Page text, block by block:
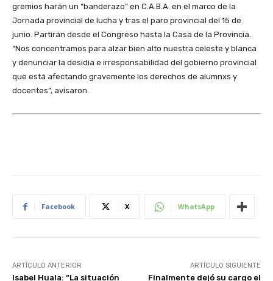
gremios harán un “banderazo” en C.A.B.A. en el marco de la
Jornada provincial de lucha y tras el paro provincial del 15 de
junio. Partirán desde el Congreso hasta la Casa de la Provincia.
“Nos concentramos para alzar bien alto nuestra celeste y blanca
y denunciar la desidia e irresponsabilidad del gobierno provincial
que está afectando gravemente los derechos de alumnxs y
docentes”, avisaron.
Facebook X WhatsApp
ARTÍCULO ANTERIOR
Isabel Huala: “La situación
ARTÍCULO SIGUIENTE
Finalmente dejó su cargo el